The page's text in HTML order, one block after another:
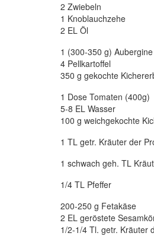
2 Zwiebeln
1 Knoblauchzehe
2 EL Öl
1 (300-350 g) Aubergine
4 Pellkartoffel
350 g gekochte
1 Dose Tomaten (400g)
5-8 EL Wasser
100 g weichgekochte
1 TL getr. Kräuter der
1 schwach geh. TL
1/4 TL Pfeffer
200-250 g Fetakäse
2 EL geröstete
1/2-1/4 Tl. getr. Kräuter